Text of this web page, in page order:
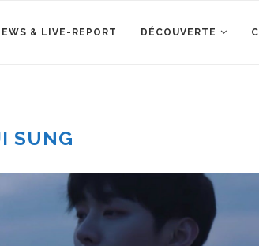
& LIVE-REPORT DÉCOUVERTE
SUNG